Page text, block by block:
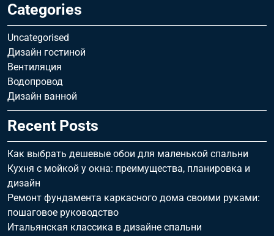
Categories
Uncategorised
Дизайн гостиной
Вентиляция
Водопровод
Дизайн ванной
Recent Posts
Как выбрать дешевые обои для маленькой спальни
Кухня с мойкой у окна: преимущества, планировка и
дизайн
Ремонт фундамента каркасного дома своими руками:
пошаговое руководство
Итальянская классика в дизайне спальни